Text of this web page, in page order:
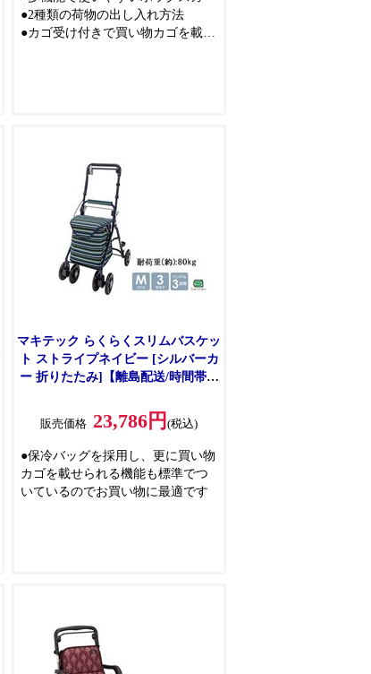
●2種類の荷物の出し入れ方法
●カゴ受け付きで買い物カゴを載せ
●この製品は自立歩行できる方が、
より安定して歩行できるよう補助
的に使用するものです
マキテック らくらくスリムバスケッ
ト ストライプネイビー [シルバーカ
ー 折りたたみ]【離島配送/時間帯指
引不可】
販売価格 23,786円 (税込)
●保冷バッグを採用し、更に買い物
カゴを載せられる機能も標準でつ
いているのでお買い物に最適です